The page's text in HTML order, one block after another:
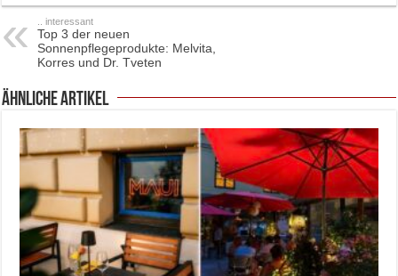
.. interessant
Top 3 der neuen
Sonnenpflegeprodukte: Melvita,
Korres und Dr. Tveten
ähnliche Artikel